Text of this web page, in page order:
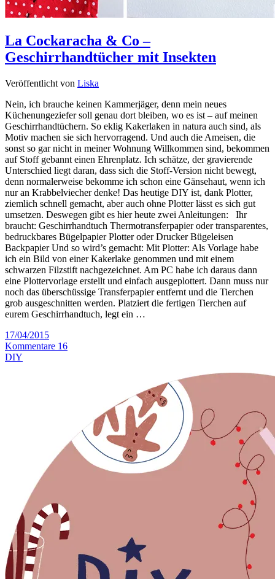
La Cockaracha & Co –
Geschirrhandtücher mit Insekten
Veröffentlicht von Liska
Nein, ich brauche keinen Kammerjäger, denn mein neues
Küchenungeziefer soll genau dort bleiben, wo es ist – auf meinen
Geschirrhandtüchern. So eklig Kakerlaken in natura auch sind, als
Motiv machen sie sich hervorragend. Und auch die Ameisen, die
sonst so gar nicht in meiner Wohnung Willkommen sind, bekommen
auf Stoff gebannt einen Ehrenplatz. Ich schätze, der gravierende
Unterschied liegt daran, dass sich die Stoff-Version nicht bewegt,
denn normalerweise bekomme ich schon eine Gänsehaut, wenn ich
nur an Krabbelviecher denke! Das heutige DIY ist, dank Plotter,
ziemlich schnell gemacht, aber auch ohne Plotter lässt es sich gut
umsetzen. Deswegen gibt es hier heute zwei Anleitungen: Ihr
braucht: Geschirrhandtuch Thermotransferpapier oder transparentes,
bedruckbares Bügelpapier Plotter oder Drucker Bügeleisen
Backpapier Und so wird’s gemacht: Mit Plotter: Als Vorlage habe
ich ein Bild von einer Kakerlake genommen und mit einem
schwarzen Filzstift nachgezeichnet. Am PC habe ich daraus dann
eine Plottervorlage erstellt und einfach ausgeplottert. Dann muss nur
noch das überschüssige Transferpapier entfernt und die Tierchen
grob ausgeschnitten werden. Platziert die fertigen Tierchen auf
eurem Geschirrhandtuch, legt ein …
17/04/2015
Kommentare 16
DIY